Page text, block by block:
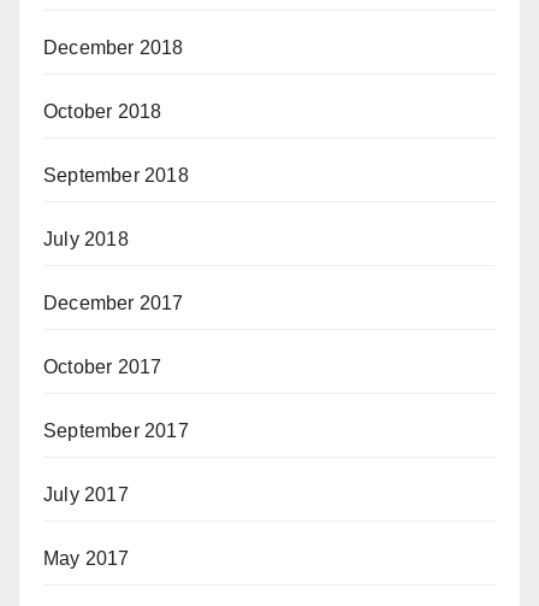
December 2018
October 2018
September 2018
July 2018
December 2017
October 2017
September 2017
July 2017
May 2017